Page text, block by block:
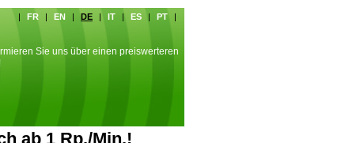
| FR | EN | DE | IT | ES | PT |
Sie uns über einen preiswerteren
ab 1 Rp./Min.!